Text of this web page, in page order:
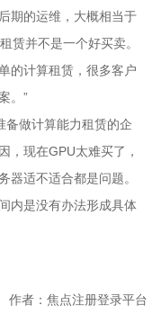
期的运维，大概相当于
赁并不是一个好买卖。
的计算租赁，很多客户
。”
备做计算能力租赁的企
，现在GPU太难买了，
器适不适合都是问题。
内是没有办法形成具体
作者：焦点注册登录平台